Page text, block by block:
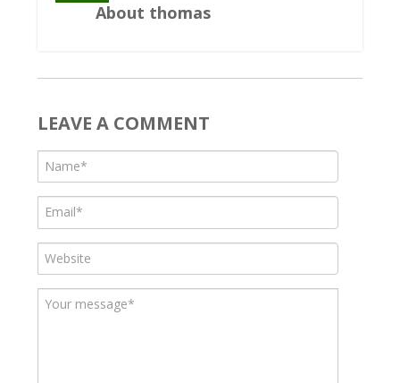
About thomas
LEAVE A COMMENT